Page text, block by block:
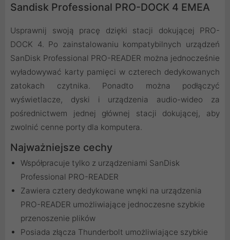
Sandisk Professional PRO-DOCK 4 EMEA
Usprawnij swoją pracę dzięki stacji dokującej PRO-
DOCK 4. Po zainstalowaniu kompatybilnych urządzeń
SanDisk Professional PRO-READER można jednocześnie
wyładowywać karty pamięci w czterech dedykowanych
zatokach czytnika. Ponadto można podłączyć
wyświetlacze, dyski i urządzenia audio-wideo za
pośrednictwem jednej głównej stacji dokującej, aby
zwolnić cenne porty dla komputera.
Najważniejsze cechy
Współpracuje tylko z urządzeniami SanDisk
Professional PRO-READER
Zawiera cztery dedykowane wnęki na urządzenia
PRO-READER umożliwiające jednoczesne szybkie
przenoszenie plików
Posiada złącza Thunderbolt umożliwiające szybkie